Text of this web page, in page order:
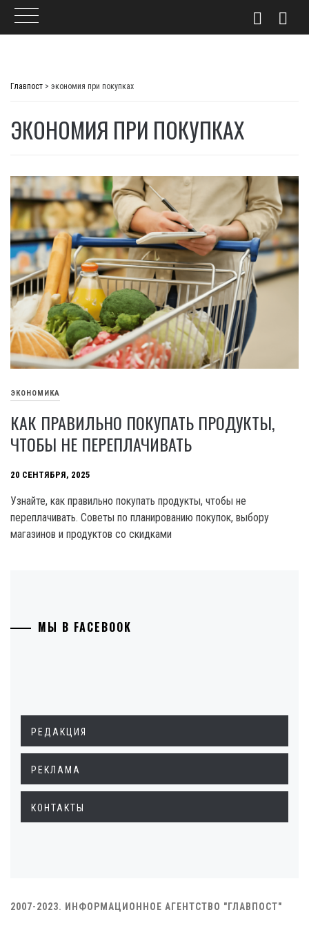
Главпост > экономия при покупках
ЭКОНОМИЯ ПРИ ПОКУПКАХ
ЭКОНОМИКА
КАК ПРАВИЛЬНО ПОКУПАТЬ ПРОДУКТЫ,
ЧТОБЫ НЕ ПЕРЕПЛАЧИВАТЬ
20 СЕНТЯБРЯ, 2025
Узнайте, как правильно покупать продукты, чтобы не
переплачивать. Советы по планированию покупок, выбору
магазинов и продуктов со скидками
МЫ В FACEBOOK
РЕДАКЦИЯ
РЕКЛАМА
КОНТАКТЫ
2007-2023. ИНФОРМАЦИОННОЕ АГЕНТСТВО "ГЛАВПОСТ"